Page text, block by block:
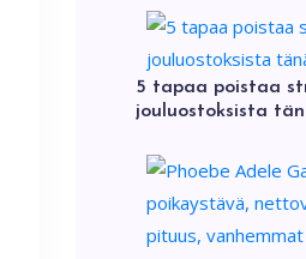
5 tapaa poistaa
jouluostoksista